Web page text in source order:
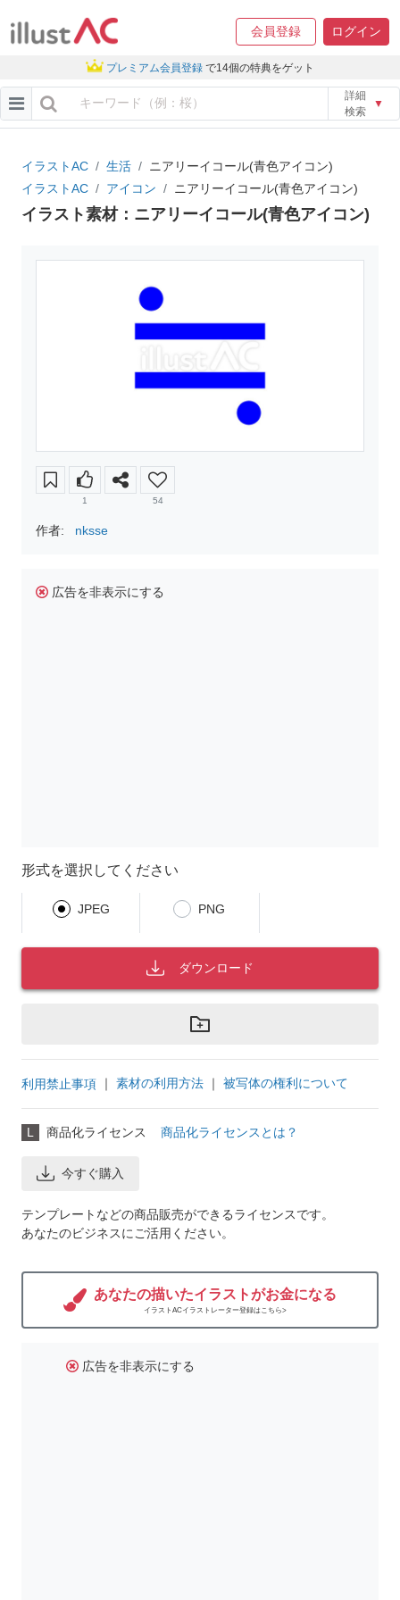
会員登録 ログイン
プレミアム会員登録 で14個の特典をゲット
詳細
検索
▼
イラストAC 生活
ニアリーイコール(青色アイコン)
イラストAC
アイコン ニアリーイコール(青色アイコン)
イラスト素材：ニアリーイコール(青色アイコン)
1 54
作者: nksse
広告を非表示にする
形式を選択してください
JPEG PNG
ダウンロード
利用禁止事項 ｜ 素材の利用方法 ｜ 被写体の権利について
L 商品化ライセンス 商品化ライセンスとは？
今すぐ購入
テンプレートなどの商品販売ができるライセンスです。
あなたのビジネスにご活用ください。
あなたの描いたイラストがお金になる
イラストACイラストレーター登録はこちら>
広告を非表示にする